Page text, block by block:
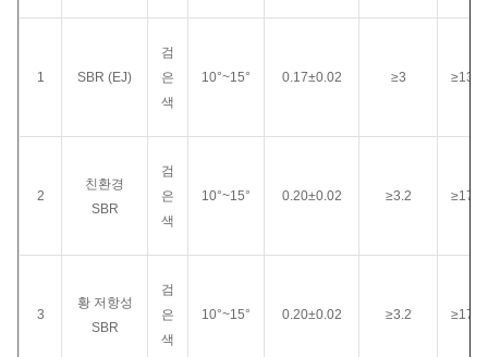
1 SBR (EJ)
검
은
색
10°~15° 0.17±0.02 ≥3 ≥130
2
친환경
SBR
검
은
색
10°~15° 0.20±0.02 ≥3.2 ≥170
3
황 저항성
SBR
검
은
색
10°~15° 0.20±0.02 ≥3.2 ≥170